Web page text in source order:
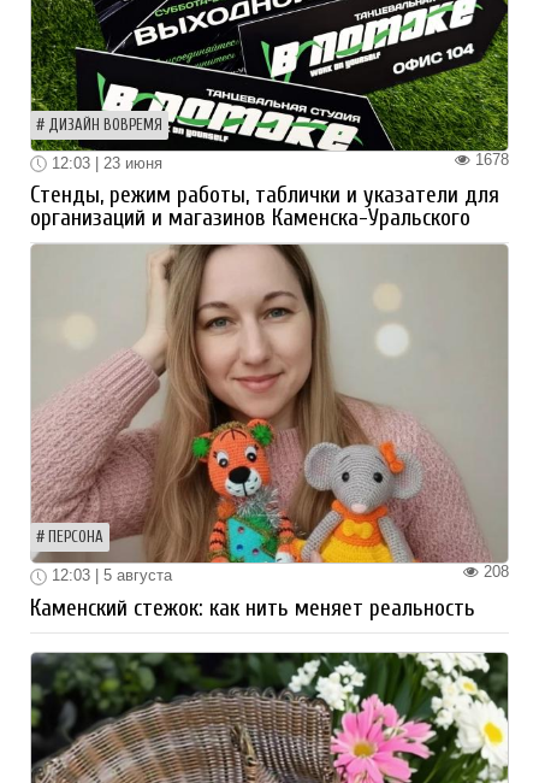
ДИЗАЙН ВОВРЕМЯ
1678
12:03 | 23 июня
Стенды, режим работы, таблички и указатели для
организаций и магазинов Каменска-Уральского
ПЕРСОНА
208
12:03 | 5 августа
Каменский стежок: как нить меняет реальность